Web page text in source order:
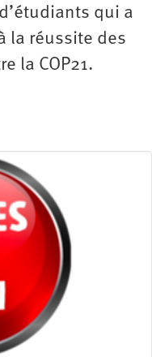
qui a
la réussite des
la COP21.